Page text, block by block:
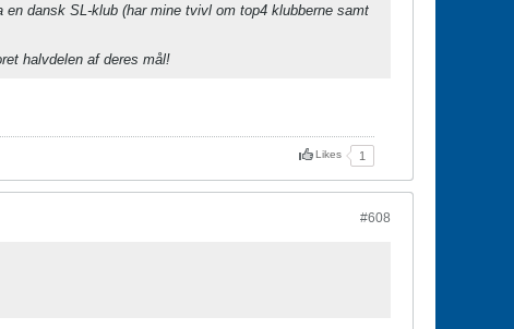
dansk SL-klub (har mine tvivl om top4 klubberne samt
halvdelen af deres mål!
Likes 1
#608